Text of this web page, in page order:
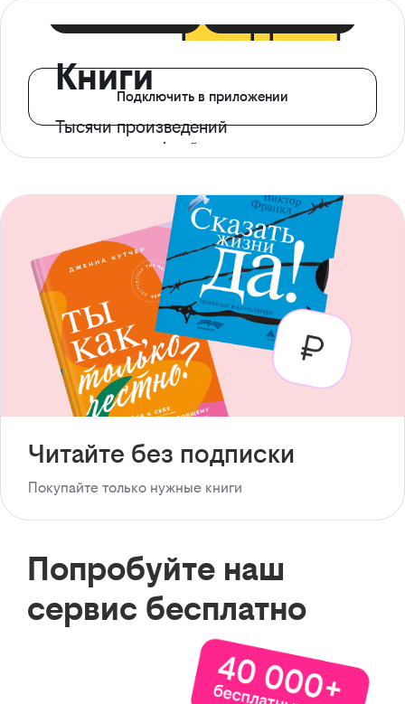
Книги
Тысячи произведений
с доступом офлайн
Подключить в приложении
Читайте без подписки
Покупайте только нужные книги
Попробуйте наш
сервис бесплатно